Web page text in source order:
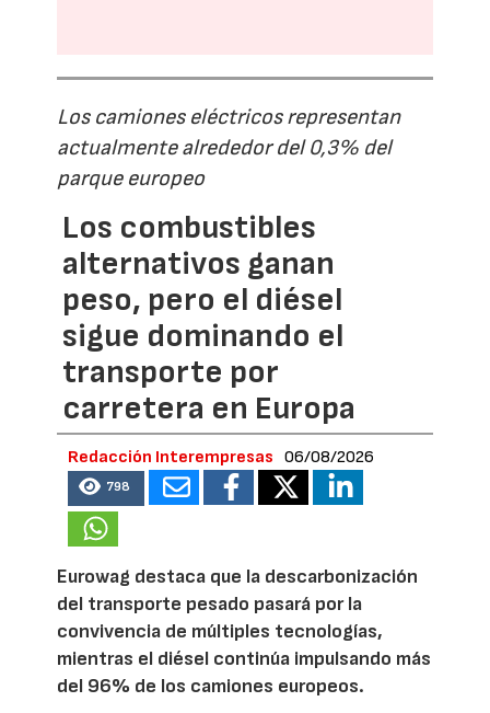
Los camiones eléctricos representan
actualmente alrededor del 0,3% del
parque europeo
Los combustibles
alternativos ganan
peso, pero el diésel
sigue dominando el
transporte por
carretera en Europa
Redacción Interempresas 06/08/2026
798
Eurowag destaca que la descarbonización
del transporte pesado pasará por la
convivencia de múltiples tecnologías,
mientras el diésel continúa impulsando más
del 96% de los camiones europeos.